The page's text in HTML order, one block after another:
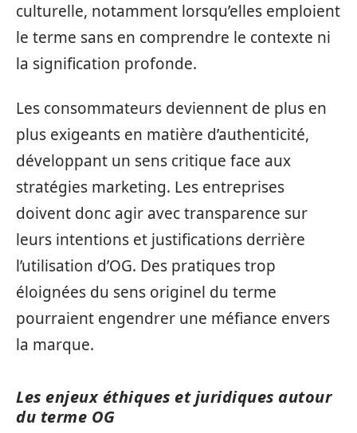
culturelle, notamment lorsqu’elles emploient
le terme sans en comprendre le contexte ni
la signification profonde.
Les consommateurs deviennent de plus en
plus exigeants en matière d’authenticité,
développant un sens critique face aux
stratégies marketing. Les entreprises
doivent donc agir avec transparence sur
leurs intentions et justifications derrière
l’utilisation d’OG. Des pratiques trop
éloignées du sens originel du terme
pourraient engendrer une méfiance envers
la marque.
Les enjeux éthiques et juridiques autour
du terme OG